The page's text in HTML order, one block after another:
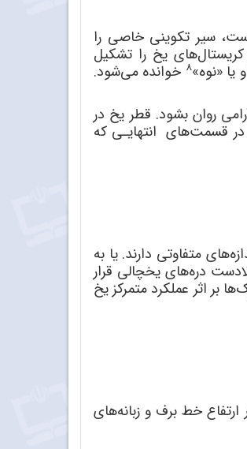
سیر تکوینی خاصی را
یخ را تشکیل
و یا «نوه»8 خوانده می‌شود.
روان بشود. قطر یخ در
قسمت‌های انتهایـی که
متفاوتی دارند. یا به
بالادست دره‌های یخچالی قرار
بر اثر عملکرد متمرکز یخ
در ارتفاع خط برف و زبانه‌های